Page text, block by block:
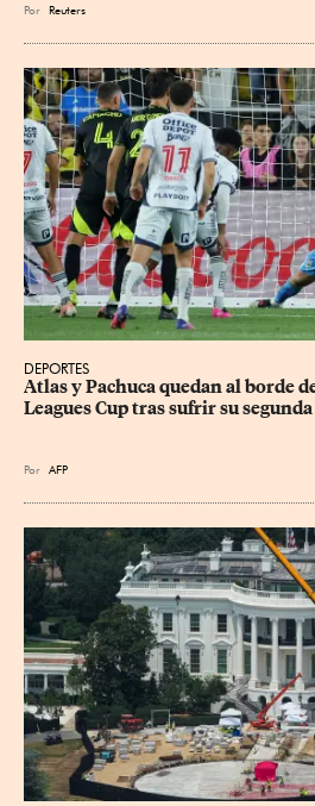
Por Reuters
DEPORTES
Atlas y Pachuca quedan al borde
Leagues Cup tras sufrir su
Por AFP